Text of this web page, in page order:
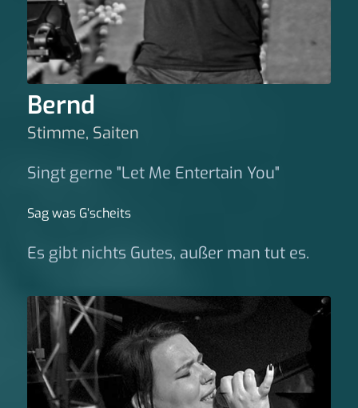
Bernd
Stimme, Saiten
Singt gerne "Let Me Entertain You"
Sag was G‘scheits
Es gibt nichts Gutes, außer man tut es.